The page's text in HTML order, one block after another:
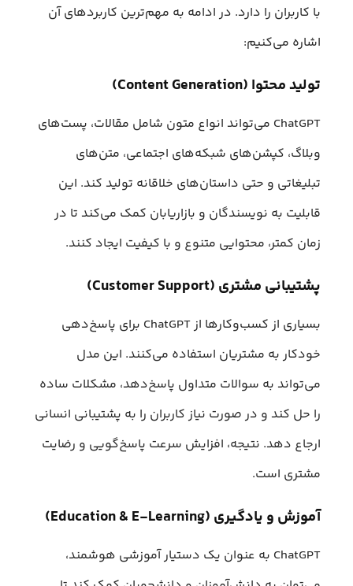
با کاربران را دارد. در ادامه به مهم‌ترین کاربردهای آن
اشاره می‌کنیم:
تولید محتوا (Content Generation)
ChatGPT می‌تواند انواع متون شامل مقالات، پست‌های
وبلاگ، کپشن‌های شبکه‌های اجتماعی، متن‌های
تبلیغاتی و حتی داستان‌های خلاقانه تولید کند. این
قابلیت به نویسندگان و بازاریابان کمک می‌کند تا در
زمان کمتر، محتوایی متنوع و با کیفیت ایجاد کنند.
پشتیبانی مشتری (Customer Support)
بسیاری از کسب‌وکارها از ChatGPT برای پاسخ‌دهی
خودکار به مشتریان استفاده می‌کنند. این مدل
می‌تواند به سوالات متداول پاسخ‌دهد، مشکلات ساده
را حل کند و در صورت نیاز کاربران را به پشتیبانی انسانی
ارجاع دهد. نتیجه، افزایش سرعت پاسخ‌گویی و رضایت
مشتری است.
آموزش و یادگیری (Education & E-Learning)
ChatGPT به عنوان یک دستیار آموزشی هوشمند،